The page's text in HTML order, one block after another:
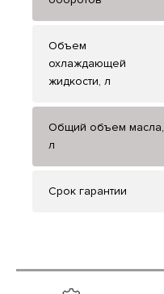
Объем
охлаждающей
жидкости, л
Общий объем масла,
л
Срок гарантии